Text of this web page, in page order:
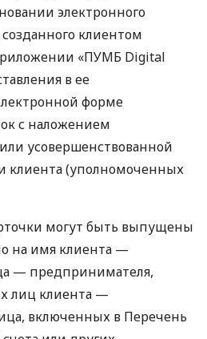
электронного
клиентом
«ПУМБ Digital
в ее
форме
с наложением
усовершенствованной
клиента (уполномоченных
могут быть выпущены
на имя клиента —
— предпринимателя,
лиц клиента —
включенных в Перечень